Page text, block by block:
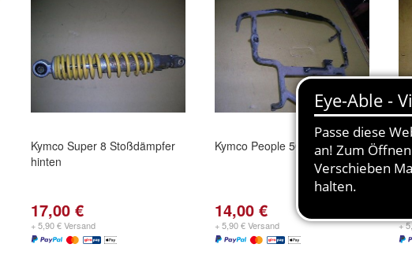
Kymco Super 8 Stoßdämpfer
hinten
17,00 €
+ 5,90 € Versand
Kymco People 50 S Halterung
14,00 €
+ 5,90 € Versand +